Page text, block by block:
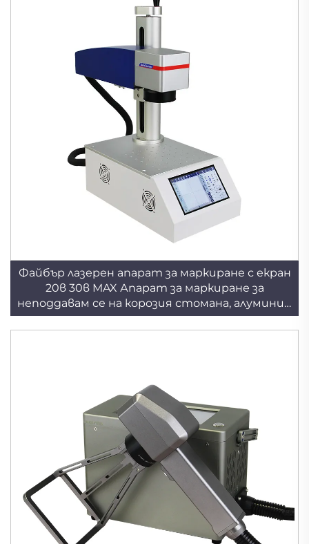
Файбър лазерен апарат за маркиране с екран
20в 30в MAX Апарат за маркиране за
неподдавам се на корозия стомана, алуминий
и други метални материали